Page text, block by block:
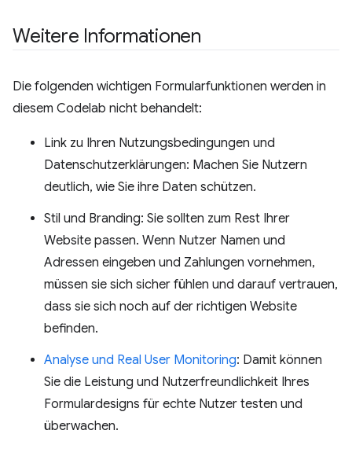
Weitere Informationen
Die folgenden wichtigen Formularfunktionen werden in
diesem Codelab nicht behandelt:
Link zu Ihren Nutzungsbedingungen und
Datenschutzerklärungen: Machen Sie Nutzern
deutlich, wie Sie ihre Daten schützen.
Stil und Branding: Sie sollten zum Rest Ihrer
Website passen. Wenn Nutzer Namen und
Adressen eingeben und Zahlungen vornehmen,
müssen sie sich sicher fühlen und darauf vertrauen,
dass sie sich noch auf der richtigen Website
befinden.
Analyse und Real User Monitoring: Damit können
Sie die Leistung und Nutzerfreundlichkeit Ihres
Formulardesigns für echte Nutzer testen und
überwachen.